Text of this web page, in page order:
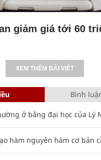
giảm giá tới 60
XEM THÊM BÀI VIẾT
Bình
ở bằng đại học của Lý
hàm nguyên hàm cơ bản